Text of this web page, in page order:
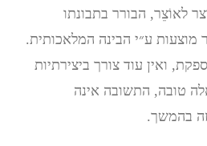
לאוֹצֵר, הבורר בתבונתו
מוצעות ע״י הבינה המלאכותית.
ואין עוד צורך ביצירתיות
טובה, התשובה אינה
בהמשך.